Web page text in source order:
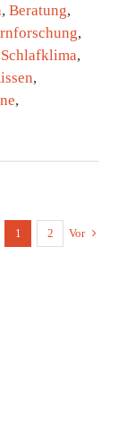
, Beratung,
,
Schlafklima,
,
,
1 2 Vor